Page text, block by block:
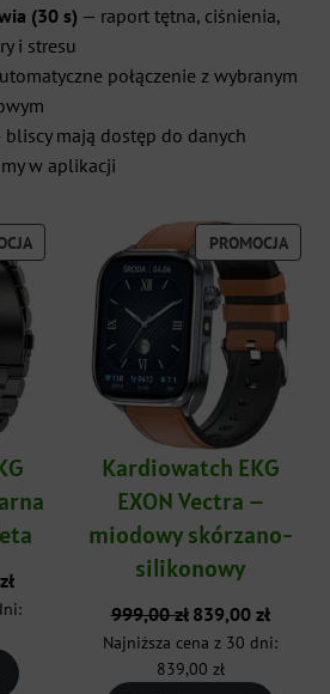
(30 s) — raport tętna, ciśnienia,
i stresu
połączenie z wybranym
bliscy mają dostęp do danych
w aplikacji
PRODUKT
W
PROMOCJI
złAktualna
cena
PROMOCJA
W
Kardiowatch EKG
EXON Vectra –
miodowy skórzano-
silikonowy
999,00zł Pierwotna
999,00 zł.
839,00 złAktualna
cena
Najniższa cena z 30 dni:
839,00 zł